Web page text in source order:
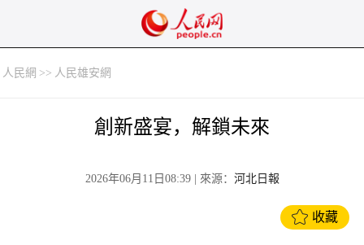
人民網 >> 人民雄安網
創新盛宴，解鎖未來
2026年06月11日08:39| 來源： 河北日報
收藏